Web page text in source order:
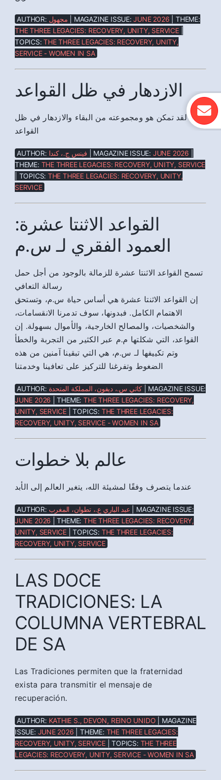
AUTHOR: مجهول | MAGAZINE ISSUE:JUNE 2026 | THEME:
THE THREE LEGACIES: RECOVERY, UNITY, SERVICE|
TOPICS:THE THREE LEGACIES: RECOVERY, UNITY,
SERVICE - WOMEN IN SA
الازدهار في ظل القواعد
لقد تمكن هو ومجموعته من البقاء والازدهار في ظل
القواعد
AUTHOR: فينس ج.، كندا | MAGAZINE ISSUE: JUNE 2026
THEME: THE THREE LEGACIES: RECOVERY, UNITY, SERVICE
| TOPICS: THE THREE LEGACIES: RECOVERY, UNITY,
SERVICE
القواعد الاثنتا عشرة:
العمود الفقري لـ س.م
تسمح القواعد الاثنتا عشرة للزمالة بالوجود من أجل حمل
رسالة التعافي
إن القواعد الاثنتا عشرة هي أساس حياة س.م، وتستحق
الاهتمام الكامل. فبدونها، سوف تدمرنا الانقسامات،
والشخصيات، والمصالح الخارجية، والأموال بسهولة. إن
القواعد، التي شكلتها م.م عبر الكثير من التجربة والخطأ
وتم تكييفها لـ س.م، هي التي تبقينا آمنين من هذه
الضغوط وتفرغنا للتركيز على تعافينا وخدمتنا
AUTHOR: كاثي س.، ديفون، المملكة المتحدة | MAGAZINE ISSUE:
JUNE 2026 | THEME:THE THREE LEGACIES: RECOVERY,
UNITY, SERVICE | TOPICS: THE THREE LEGACIES:
RECOVERY, UNITY, SERVICE - WOMEN IN SA
عالم بلا خطوات
عندما يتصرف وفقًا لمشيئة الله، يتغير العالم إلى الأبد
AUTHOR: عبد الباري ع.، تطوان، المغرب | MAGAZINE ISSUE:
JUNE 2026 | THEME:THE THREE LEGACIES: RECOVERY,
UNITY, SERVICE | TOPICS: THE THREE LEGACIES:
RECOVERY, UNITY, SERVICE
LAS DOCE
TRADICIONES: LA
COLUMNA VERTEBRAL
DE SA
Las Tradiciones permiten que la fraternidad
exista para transmitir el mensaje de
recuperación.
AUTHOR: KATHIE S., DEVON, REINO UNIDO | MAGAZINE
ISSUE: JUNE 2026 | THEME: THE THREE LEGACIES:
RECOVERY, UNITY, SERVICE| TOPICS: THE THREE
LEGACIES: RECOVERY, UNITY, SERVICE - WOMEN IN SA